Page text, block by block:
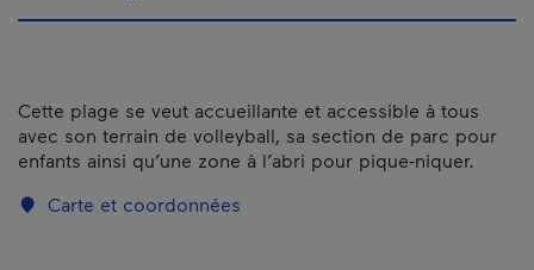
Cette plage se veut accueillante et accessible à tous
avec son terrain de volleyball, sa section de parc pour
enfants ainsi qu’une zone à l’abri pour pique-niquer.
Carte et coordonnées